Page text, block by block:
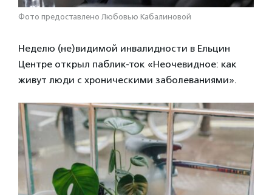
Фото предоставлено Любовью Кабалиновой
Неделю (не)видимой инвалидности в Ельцин
Центре открыл паблик-ток «Неочевидное: как
живут люди с хроническими заболеваниями».